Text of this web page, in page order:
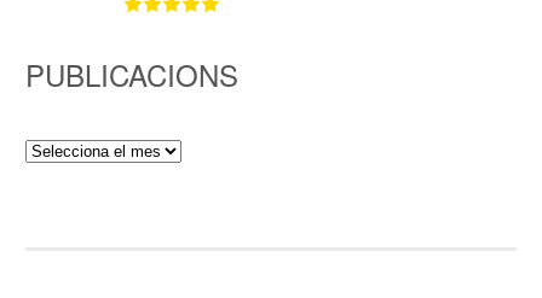
PUBLICACIONS
Publicacions